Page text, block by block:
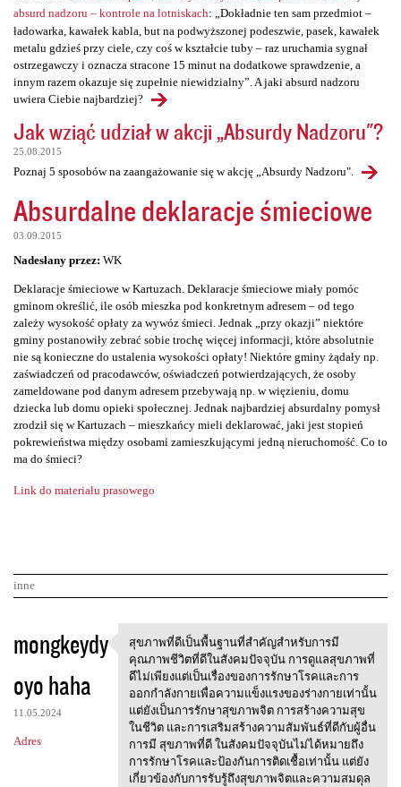
absurd nadzoru – kontrole na lotniskach: „Dokładnie ten sam przedmiot –
ładowarka, kawałek kabla, but na podwyższonej podeszwie, pasek, kawałek
metalu gdzieś przy ciele, czy coś w kształcie tuby – raz uruchamia sygnał
ostrzegawczy i oznacza stracone 15 minut na dodatkowe sprawdzenie, a
innym razem okazuje się zupełnie niewidzialny”. A jaki absurd nadzoru
uwiera Ciebie najbardziej?
Jak wziąć udział w akcji „Absurdy Nadzoru"?
25.08.2015
Poznaj 5 sposobów na zaangażowanie się w akcję „Absurdy Nadzoru".
Absurdalne deklaracje śmieciowe
03.09.2015
Nadesłany przez: WK
Deklaracje śmieciowe w Kartuzach. Deklaracje śmieciowe miały pomóc
gminom określić, ile osób mieszka pod konkretnym adresem – od tego
zależy wysokość opłaty za wywóz śmieci. Jednak „przy okazji” niektóre
gminy postanowiły zebrać sobie trochę więcej informacji, które absolutnie
nie są konieczne do ustalenia wysokości opłaty! Niektóre gminy żądały np.
zaświadczeń od pracodawców, oświadczeń potwierdzających, że osoby
zameldowane pod danym adresem przebywają np. w więzieniu, domu
dziecka lub domu opieki społecznej. Jednak najbardziej absurdalny pomysł
zrodził się w Kartuzach – mieszkańcy mieli deklarować, jaki jest stopień
pokrewieństwa między osobami zamieszkującymi jedną nieruchomość. Co to
ma do śmieci?
Link do materiału prasowego
inne
K
o
m
e
n
mongkeydy
oyo haha
11.05.2024
Adres
สุขภาพที่ดีเป็นพื้นฐานที่สำคั
สุขภาพที่ดีเป็นพื้นฐานที่สำคัญสำหรับการมี
คุณภาพชีวิตที่ดีในสังคมปัจจุบัน การดูแลสุขภาพที่
ดีไม่เพียงแต่เป็นเรื่องของการรักษาโรคและการ
ออกกำลังกายเพื่อความแข็งแรงของร่างกายเท่านั้น
แต่ยังเป็นการรักษาสุขภาพจิต การสร้างความสุข
ในชีวิต และการเสริมสร้างความสัมพันธ์ที่ดีกับผู้อื่น
การมี สุขภาพที่ดี ในสังคมปัจจุบันไม่ได้หมายถึง
การรักษาโรคและป้องกันการติดเชื้อเท่านั้น แต่ยัง
เกี่ยวข้องกับการรับรู้ถึงสุขภาพจิตและความสมดุล